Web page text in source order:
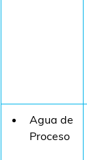
​Agua de
Proceso